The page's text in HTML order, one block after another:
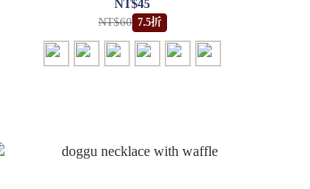
NT$45
NT$60 7.5折